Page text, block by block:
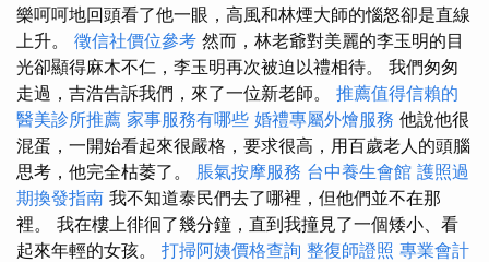
樂呵呵地回頭看了他一眼，高風和林煙大師的惱怒卻是直線
上升。 徵信社價位參考 然而，林老爺對美麗的李玉明的目
光卻顯得麻木不仁，李玉明再次被迫以禮相待。 我們匆匆
走過，吉浩告訴我們，來了一位新老師。 推薦值得信賴的
醫美診所推薦 家事服務有哪些 婚禮專屬外燴服務 他說他很
混蛋，一開始看起來很嚴格，要求很高，用百歲老人的頭腦
思考，他完全枯萎了。 脹氣按摩服務 台中養生會館 護照過
期換發指南 我不知道泰民們去了哪裡，但他們並不在那
裡。 我在樓上徘徊了幾分鐘，直到我撞見了一個矮小、看
起來年輕的女孩。 打掃阿姨價格查詢 整復師證照 專業會計